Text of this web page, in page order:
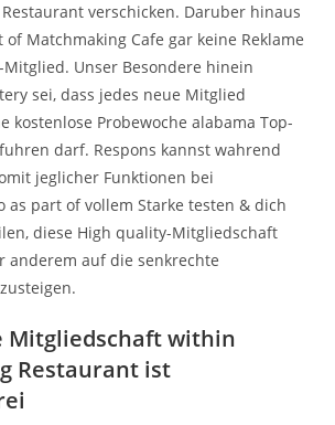
verschicken. Daruber hinaus
Matchmaking Cafe gar keine Reklame
Unser Besondere hinein
sei, dass jedes neue Mitglied
kostenlose Probewoche alabama Top-
darf. Respons kannst wahrend
jeglicher Funktionen bei
as part of vollem Starke testen & dich
diese High quality-Mitgliedschaft
auf die senkrechte
Mitgliedschaft within
Restaurant ist